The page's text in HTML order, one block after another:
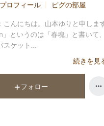
プロフィール
ピグの部屋
こんにちは。山本ゆりと申します
」というのは「春魂」と書いて
スケット...
続きを見
フォロー